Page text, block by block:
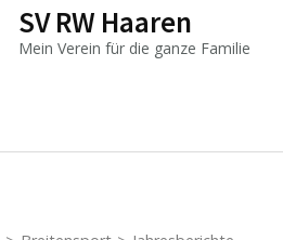
SV RW Haaren
Mein Verein für die ganze Familie